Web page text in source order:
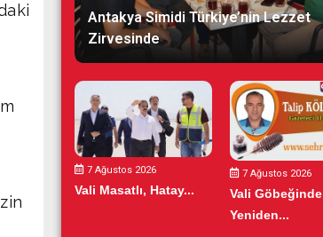
Antakya Simidi Türkiye’nin Lezzet
Zirvesinde
7 Ağustos 2026
Vali Masatlı, Hatay...
7 Ağustos 2026
Vali Göbeğinde
Yeniden...